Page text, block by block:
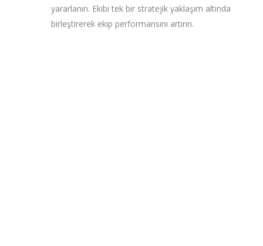
yararlanın. Ekibi tek bir stratejik yaklaşım altında
birleştirerek ekip performansını artırın.